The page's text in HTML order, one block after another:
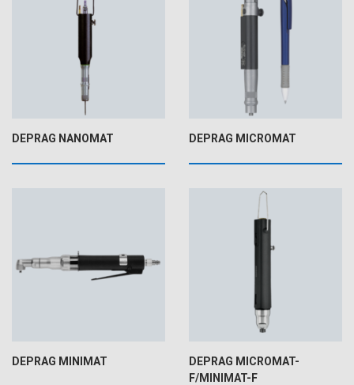
DEPRAG NANOMAT DEPRAG MICROMAT
DEPRAG MINIMAT
DEPRAG MICROMAT-
F/MINIMAT-F